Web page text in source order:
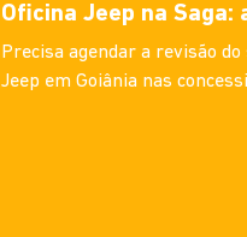
Oficina Jeep na
Precisa agendar a revisão do
Jeep em Goiânia nas